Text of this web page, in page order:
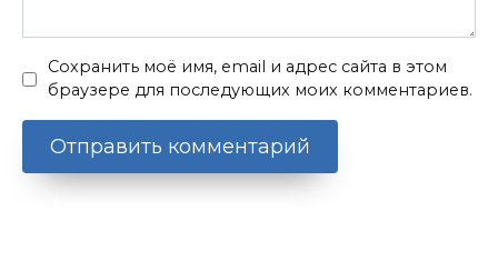
Сохранить моё имя, email и адрес сайта в этом
браузере для последующих моих комментариев.